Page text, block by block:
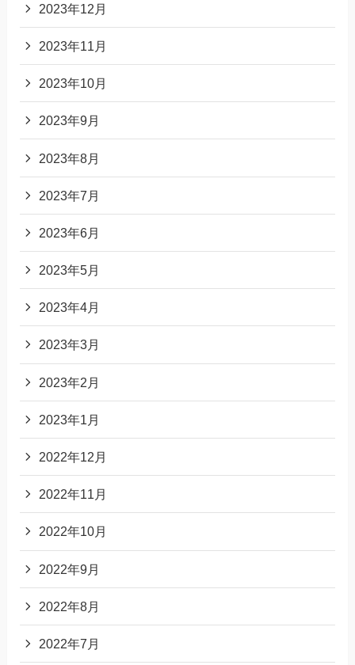
2023年12月
2023年11月
2023年10月
2023年9月
2023年8月
2023年7月
2023年6月
2023年5月
2023年4月
2023年3月
2023年2月
2023年1月
2022年12月
2022年11月
2022年10月
2022年9月
2022年8月
2022年7月